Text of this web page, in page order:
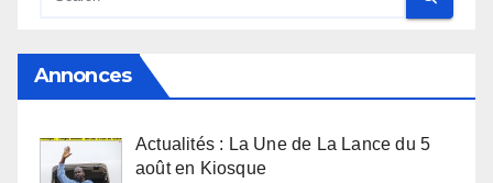
Annonces
Actualités : La Une de La Lance du 5
août en Kiosque